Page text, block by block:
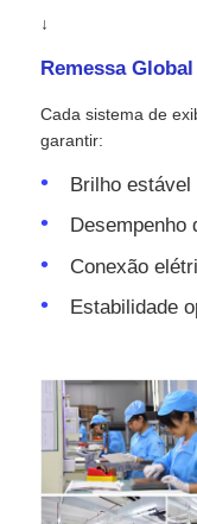
↓
Remessa Global
Cada sistema de
garantir:
Brilho estável
Desempenho
Conexão
Estabilidade